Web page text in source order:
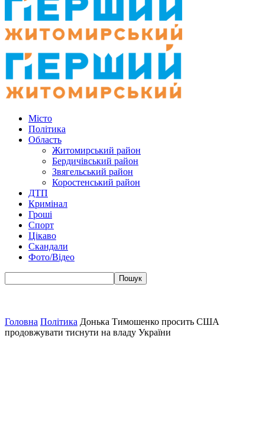
Місто
Політика
Область
Житомирський район
Бердичівський район
Звягельський район
Коростенський район
ДТП
Кримінал
Гроші
Спорт
Цікаво
Скандали
Фото/Відео
Головна Політика Донька Тимошенко просить США
продовжувати тиснути на владу України